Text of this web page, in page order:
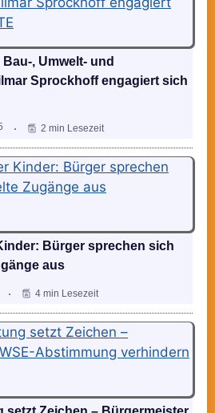
, Umwelt- und
Sprockhoff engagiert sich
2 min Lesezeit
Bürger sprechen sich
aus
4 min Lesezeit